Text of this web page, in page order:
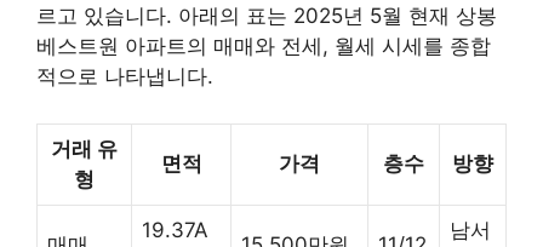
르고 있습니다. 아래의 표는 2025년 5월 현재 상봉
베스트원 아파트의 매매와 전세, 월세 시세를 종합
적으로 나타냅니다.
거래 유
형
면적 가격 층수 방향
19.37A
남서